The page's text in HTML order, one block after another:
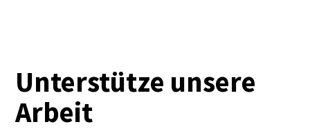
Unterstütze unsere
Arbeit